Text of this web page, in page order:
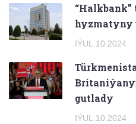
“Halkbank”
hyzmatyny
IÝUL.10.2024
gutlady
IÝUL.10.2024